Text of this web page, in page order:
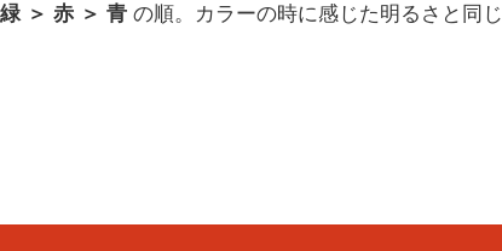
緑 ＞ 赤 ＞ 青 の順。カラーの時に感じた明るさと同じ